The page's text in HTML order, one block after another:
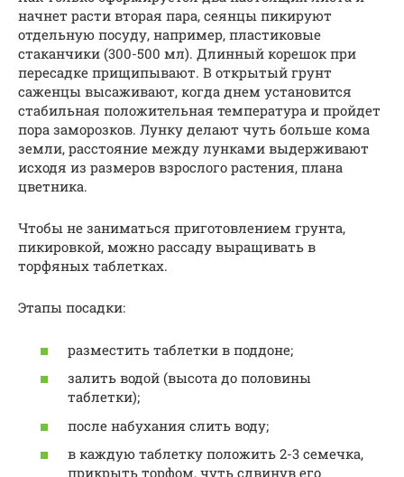
начнет расти вторая пара, сеянцы пикируют
отдельную посуду, например, пластиковые
стаканчики (300-500 мл). Длинный корешок при
пересадке прищипывают. В открытый грунт
саженцы высаживают, когда днем установится
стабильная положительная температура и пройдет
пора заморозков. Лунку делают чуть больше кома
земли, расстояние между лунками выдерживают
исходя из размеров взрослого растения, плана
цветника.
Чтобы не заниматься приготовлением грунта,
пикировкой, можно рассаду выращивать в
торфяных таблетках.
Этапы посадки:
разместить таблетки в поддоне;
залить водой (высота до половины
таблетки);
после набухания слить воду;
в каждую таблетку положить 2-3 семечка,
прикрыть торфом, чуть сдвинув его